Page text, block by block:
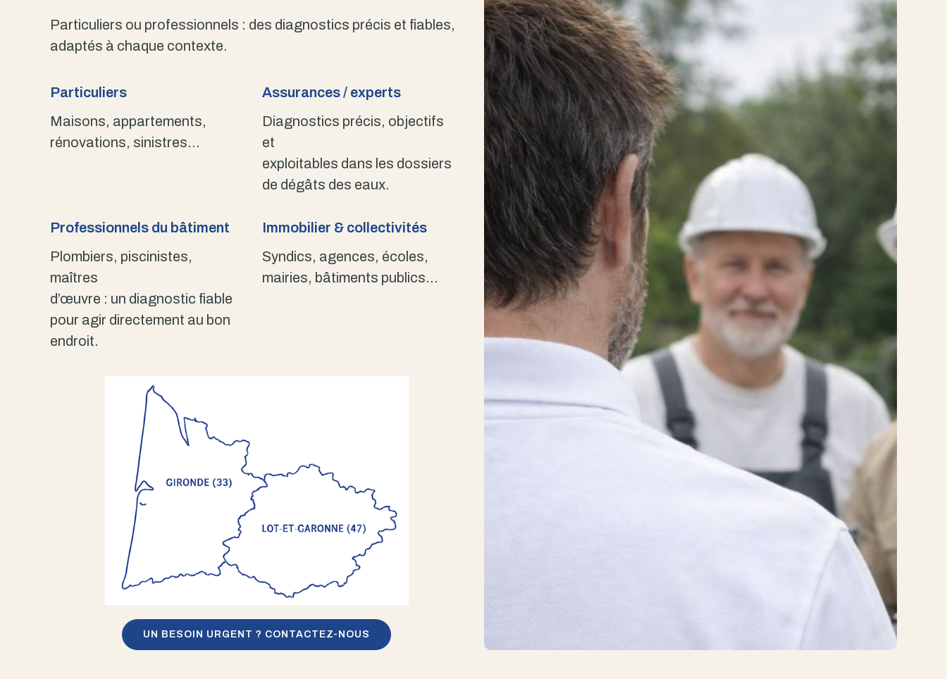
Particuliers ou professionnels : des diagnostics précis et fiables,
adaptés à chaque contexte.
Particuliers
Maisons, appartements,
rénovations, sinistres…
Assurances / experts
Diagnostics précis, objectifs
et
exploitables dans les dossiers
de dégâts des eaux.
Professionnels du bâtiment
Plombiers, piscinistes,
maîtres
d’œuvre : un diagnostic fiable
pour agir directement au bon
endroit.
Immobilier & collectivités
Syndics, agences, écoles,
mairies, bâtiments publics…
UN BESOIN URGENT ? CONTACTEZ-NOUS